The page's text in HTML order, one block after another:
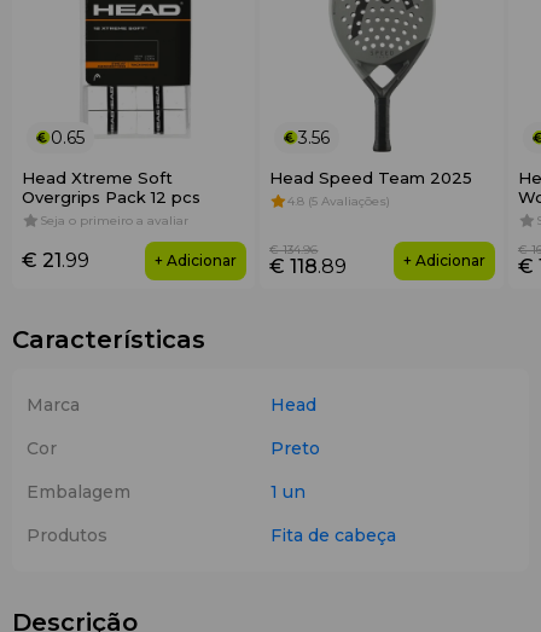
0.65
Head Xtreme Soft
Overgrips Pack 12 pcs
Seja o primeiro a avaliar
€ 21.99 + Adicionar
3.56
Head Speed Team 2025
4.8 (5 Avaliações)
€ 118.89
€ 134.96
+ Adicionar €
€
Características
Marca
Head
Cor
Preto
Embalagem
1 un
Produtos
Fita de cabeça
Descrição